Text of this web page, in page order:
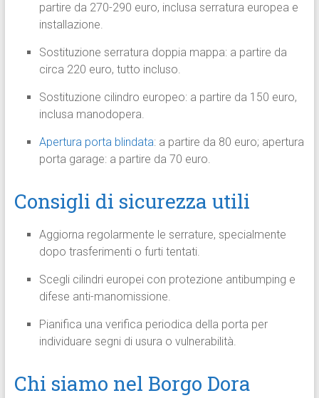
partire da 270-290 euro, inclusa serratura europea e
installazione.
Sostituzione serratura doppia mappa: a partire da
circa 220 euro, tutto incluso.
Sostituzione cilindro europeo: a partire da 150 euro,
inclusa manodopera.
Apertura porta blindata: a partire da 80 euro; apertura
porta garage: a partire da 70 euro.
Consigli di sicurezza utili
Aggiorna regolarmente le serrature, specialmente
dopo trasferimenti o furti tentati.
Scegli cilindri europei con protezione antibumping e
difese anti-manomissione.
Pianifica una verifica periodica della porta per
individuare segni di usura o vulnerabilità.
Chi siamo nel Borgo Dora